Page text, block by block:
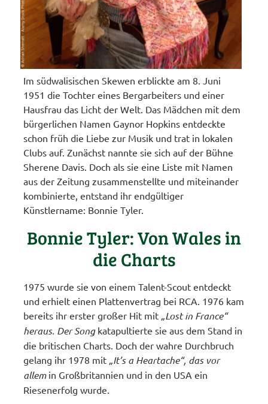
Im südwalisischen Skewen erblickte am 8. Juni
1951 die Tochter eines Bergarbeiters und einer
Hausfrau das Licht der Welt. Das Mädchen mit dem
bürgerlichen Namen Gaynor Hopkins entdeckte
schon früh die Liebe zur Musik und trat in lokalen
Clubs auf. Zunächst nannte sie sich auf der Bühne
Sherene Davis. Doch als sie eine Liste mit Namen
aus der Zeitung zusammenstellte und miteinander
kombinierte, entstand ihr endgültiger
Künstlername: Bonnie Tyler.
Bonnie Tyler: Von Wales in
die Charts
1975 wurde sie von einem Talent-Scout entdeckt
und erhielt einen Plattenvertrag bei RCA. 1976 kam
bereits ihr erster großer Hit mit „Lost in France“
heraus. Der Song katapultierte sie aus dem Stand in
die britischen Charts. Doch der wahre Durchbruch
gelang ihr 1978 mit „It’s a Heartache“, das vor
allemin Großbritannien und in den USA ein
Riesenerfolg wurde.